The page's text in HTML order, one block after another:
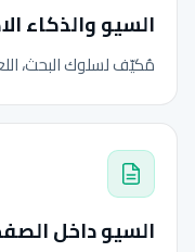
السيو والذكاء
مُكيّف لسلوك البحث،
السيو داخل